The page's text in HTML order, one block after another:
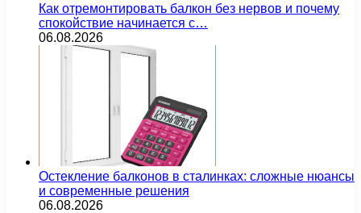
Как отремонтировать балкон без нервов и почему
спокойствие начинается с…
06.08.2026
Остекление балконов в сталинках: сложные нюансы
и современные решения
06.08.2026